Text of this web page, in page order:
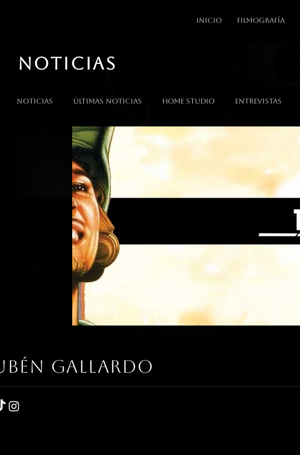
INICIO FILMOGRAFÍA
NOTICIAS
Noticias Últimas noticias Home Studio Entrevistas
gallardo